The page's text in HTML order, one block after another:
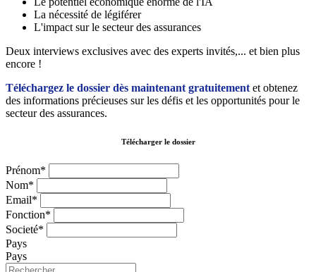
La nécessité de légiférer
L'impact sur le secteur des assurances
Deux interviews exclusives avec des experts invités,... et bien plus
encore !
Téléchargez le dossier dès maintenant gratuitement et obtenez
des informations précieuses sur les défis et les opportunités pour le
secteur des assurances.
Télécharger le dossier
Prénom*
Nom*
Email*
Fonction*
Societé*
Pays
Pays